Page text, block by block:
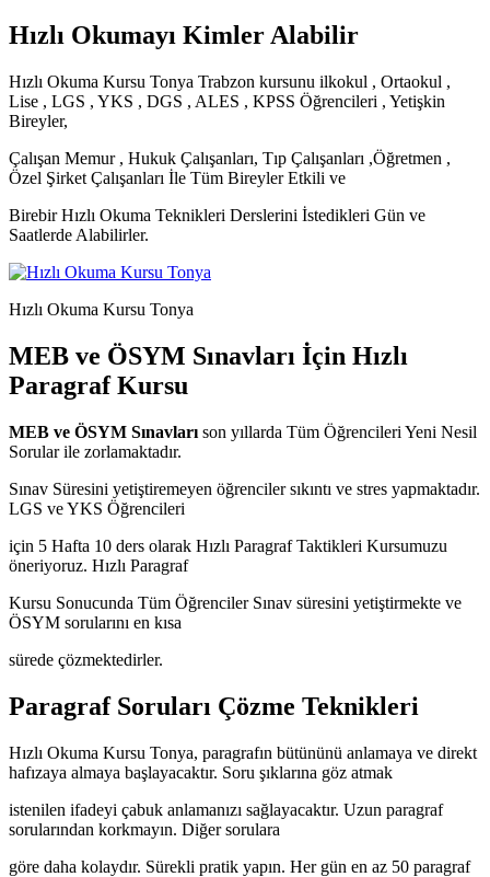
Hızlı Okumayı Kimler Alabilir
Hızlı Okuma Kursu Tonya Trabzon kursunu ilkokul , Ortaokul ,
Lise , LGS , YKS , DGS , ALES , KPSS Öğrencileri , Yetişkin
Bireyler,
Çalışan Memur , Hukuk Çalışanları, Tıp Çalışanları ,Öğretmen ,
Özel Şirket Çalışanları İle Tüm Bireyler Etkili ve
Birebir Hızlı Okuma Teknikleri Derslerini İstedikleri Gün ve
Saatlerde Alabilirler.
Hızlı Okuma Kursu Tonya
MEB ve ÖSYM Sınavları İçin Hızlı
Paragraf Kursu
MEB ve ÖSYM Sınavları son yıllarda Tüm Öğrencileri Yeni Nesil
Sorular ile zorlamaktadır.
Sınav Süresini yetiştiremeyen öğrenciler sıkıntı ve stres yapmaktadır.
LGS ve YKS Öğrencileri
için 5 Hafta 10 ders olarak Hızlı Paragraf Taktikleri Kursumuzu
öneriyoruz. Hızlı Paragraf
Kursu Sonucunda Tüm Öğrenciler Sınav süresini yetiştirmekte ve
ÖSYM sorularını en kısa
sürede çözmektedirler.
Paragraf Soruları Çözme Teknikleri
Hızlı Okuma Kursu Tonya, paragrafın bütününü anlamaya ve direkt
hafızaya almaya başlayacaktır. Soru şıklarına göz atmak
istenilen ifadeyi çabuk anlamanızı sağlayacaktır. Uzun paragraf
sorularından korkmayın. Diğer sorulara
göre daha kolaydır. Sürekli pratik yapın. Her gün en az 50 paragraf